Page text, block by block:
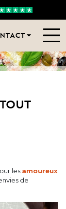
les amoureux
de